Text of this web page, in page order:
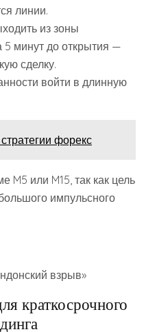
линии.
из зоны
5 минут до открытия —
сделку.
войти в длинную
форекс
или M15, так как цель
импульсного
взрыв»
краткосрочного